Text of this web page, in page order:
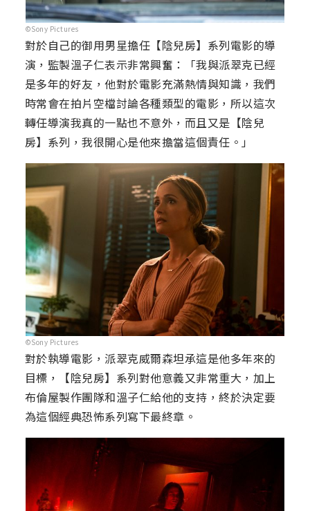
©Sony Pictures
對於自己的御用男星擔任【陰兒房】系列電影的導
演，監製溫子仁表示非常興奮：「我與派翠克已經
是多年的好友，他對於電影充滿熱情與知識，我們
時常會在拍片空檔討論各種類型的電影，所以這次
轉任導演我真的一點也不意外，而且又是【陰兒
房】系列，我很開心是他來擔當這個責任。」
©Sony Pictures
對於執導電影，派翠克威爾森坦承這是他多年來的
目標，【陰兒房】系列對他意義又非常重大，加上
布倫屋製作團隊和溫子仁給他的支持，終於決定要
為這個經典恐怖系列寫下最終章。